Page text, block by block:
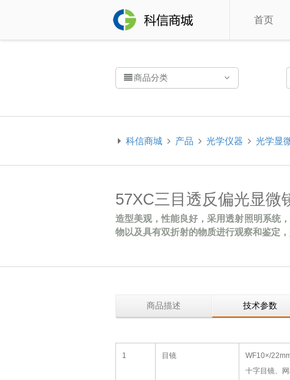
首页
商品分类
科信商城 产品 光学仪器 光学显
57XC三目透反偏光显微
造型美观，性能良好，采用透射照明系统
物以及具有双折射的物质进行观察和鉴定
商品描述 技术参数
1 目镜
WF10×/
十字目镜、